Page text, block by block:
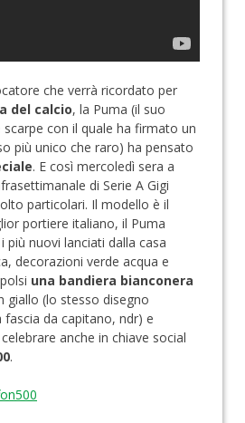
che verrà ricordato per
del calcio, la Puma (il suo
con il quale ha firmato un
più unico che raro) ha pensato
. E così mercoledì sera a
di Serie A Gigi
particolari. Il modello è il
portiere italiano, il Puma
più nuovi lanciati dalla casa
decorazioni verde acqua e
una bandiera bianconera
giallo (lo stesso disegno
da capitano, ndr) e
anche in chiave social
.